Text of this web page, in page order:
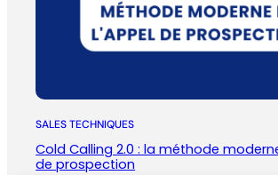
SALES TECHNIQUES
Cold Calling 2.0 : la méthode
de prospection